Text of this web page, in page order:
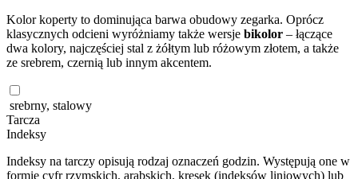
Kolor koperty to dominująca barwa obudowy zegarka. Oprócz
klasycznych odcieni wyróżniamy także wersje bikolor – łączące
dwa kolory, najczęściej stal z żółtym lub różowym złotem, a także
ze srebrem, czernią lub innym akcentem.
srebrny, stalowy
Tarcza
Indeksy
Indeksy na tarczy opisują rodzaj oznaczeń godzin. Występują one w
formie cyfr rzymskich, arabskich, kresek (indeksów liniowych) lub